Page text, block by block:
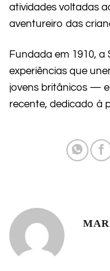
atividades voltadas
aventureiro das
Fundada em 1910,
experiências que
jovens britânicos —
recente, dedicado à